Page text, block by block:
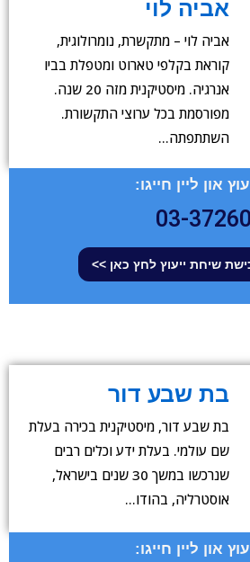
אביה לוי
אביה לוי – מתקשרת, נומרולוגית,
קוראת בקלפי טארוט ומטפלת בביו
אנרגיה. מיסטיקנית מזה 20 שנה.
מפורסמת בכל ערוצי התקשורת.
השתתפתה…
און ליין חייגו:
03-
שיחת ייעוץ לחץ כאן >>
בת שבע דור
בת שבע דור, מיסטיקנית בכירה בעלת
שם עולמי. בעלת ידע וכלים רבים
שנרכשו במשך 30 שנים בישראל,
אוסטרליה, בהודו…
און ליין חייגו: